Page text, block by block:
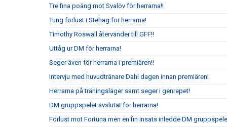
Tre fina poäng mot Svalöv för herrarna!!
Tung förlust i Stehag för herrarna!
Timothy Roswall återvänder till GFF!!
Uttåg ur DM för herrarna!
Seger även för herrarna i premiären!!
Intervju med huvudtränare Dahl dagen innan premiären!
Herrarna på träningsläger samt seger i genrepet!
DM gruppspelet avslutat för herrarna!
Förlust mot Fortuna men en fin insats inledde DM